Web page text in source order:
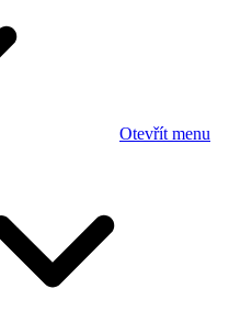
Otevřít menu